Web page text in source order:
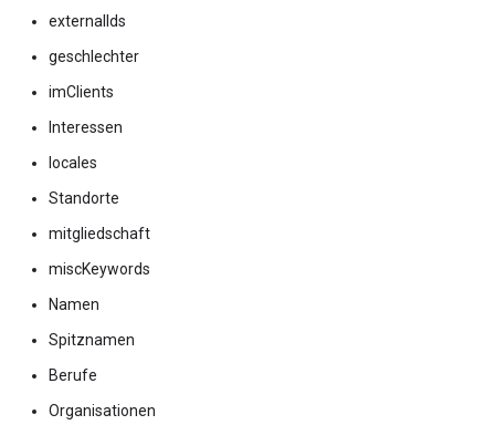
externalIds
geschlechter
imClients
Interessen
locales
Standorte
mitgliedschaft
miscKeywords
Namen
Spitznamen
Berufe
Organisationen